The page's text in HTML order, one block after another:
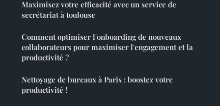
Maximisez votre efficacité avec un service de
secrétariat à toulouse
Comment optimiser l'onboarding de nouveaux
collaborateurs pour maximiser l'engagement et la
productivité ?
Nettoyage de bureaux à Paris : boostez votre
productivité !